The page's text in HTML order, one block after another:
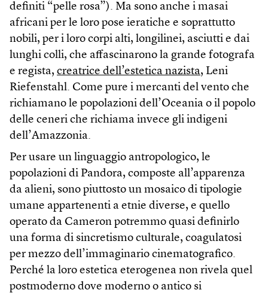
definiti “pelle rosa”). Ma sono anche i masai
africani per le loro pose ieratiche e soprattutto
nobili, per i loro corpi alti, longilinei, asciutti e dai
lunghi colli, che affascinarono la grande fotografa
e regista, creatrice dell’estetica nazista, Leni
Riefenstahl. Come pure i mercanti del vento che
richiamano le popolazioni dell’Oceania o il popolo
delle ceneri che richiama invece gli indigeni
dell’Amazzonia.
Per usare un linguaggio antropologico, le
popolazioni di Pandora, composte all’apparenza
da alieni, sono piuttosto un mosaico di tipologie
umane appartenenti a etnie diverse, e quello
operato da Cameron potremmo quasi definirlo
una forma di sincretismo culturale, coagulatosi
per mezzo dell’immaginario cinematografico.
Perché la loro estetica eterogenea non rivela quel
postmoderno dove moderno o antico si